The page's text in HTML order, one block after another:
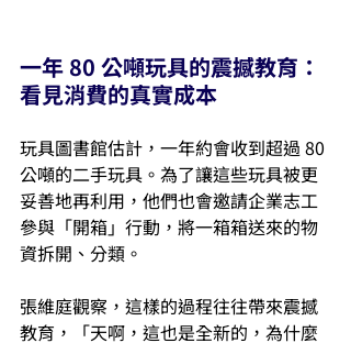
一年 80 公噸玩具的震撼教育：
看見消費的真實成本
玩具圖書館估計，一年約會收到超過 80
公噸的二手玩具。為了讓這些玩具被更
妥善地再利用，他們也會邀請企業志工
參與「開箱」行動，將一箱箱送來的物
資拆開、分類。
張維庭觀察，這樣的過程往往帶來震撼
教育，「天啊，這也是全新的，為什麼